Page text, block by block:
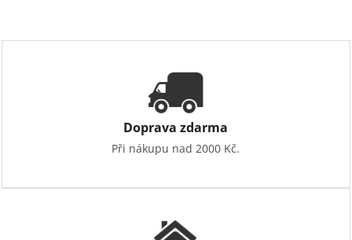
Doprava zdarma
Při nákupu nad 2000 Kč.